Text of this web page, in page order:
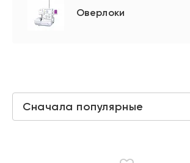
Оверлоки